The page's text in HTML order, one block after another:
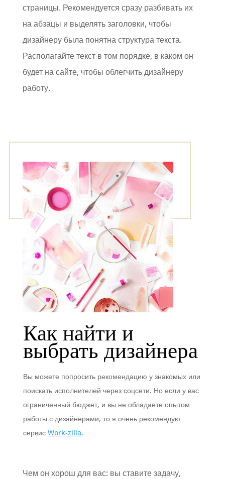
страницы. Рекомендуется сразу разбивать их
на абзацы и выделять заголовки, чтобы
дизайнеру была понятна структура текста.
Располагайте текст в том порядке, в каком он
будет на сайте, чтобы облегчить дизайнеру
работу.
Как найти и
выбрать дизайнера
Вы можете попросить рекомендацию у знакомых или
поискать исполнителей через соцсети. Но если у вас
ограниченный бюджет, и вы не обладаете опытом
работы с дизайнерами, то я очень рекомендую
сервис Work-zilla.
Чем он хорош для вас: вы ставите задачу,